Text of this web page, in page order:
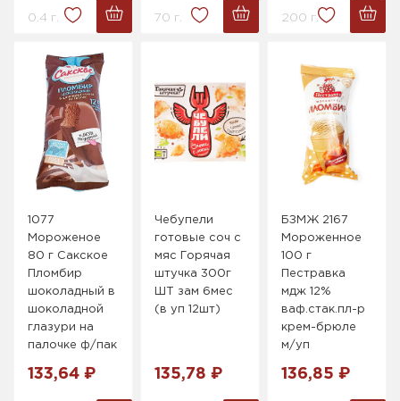
0.4 г. 70 г. 200 г.
1077
Мороженое
80 г Сакское
Пломбир
шоколадный в
шоколадной
глазури на
палочке ф/пак
133,64 ₽
Чебупели
готовые соч с
мяс Горячая
штучка 300г
ШТ зам 6мес
(в уп 12шт)
135,78 ₽
БЗМЖ 2167
Мороженное
100 г
Пестравка
мдж 12%
ваф.стак.пл-р
крем-брюле
м/уп
136,85 ₽